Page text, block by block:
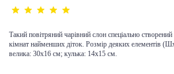
Такий повітряний чарівний слон спеціально
кімнат найменших діток. Розмір деяких елементів
велика: 30х16 см; кулька: 14х15 см.